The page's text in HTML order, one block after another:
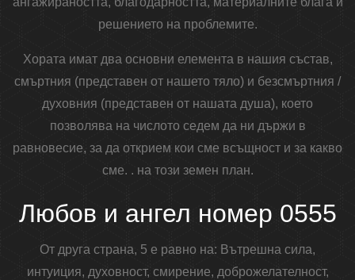
решението на проблемите.
Хората имат два основни елемента в нашия състав,
смъртния (представен от нашето тяло) и безсмъртния /
духовния (представен от нашата душа), което
позволява на числото седем да ни държи в
равновесие, за да открием кои сме всъщност и за какво
сме. . на този земен план.
Любов и ангел номер 0555
От друга страна, 5 е равно на: Вътрешна сила,
интуиция, духовност, смирение, доброжелателност,